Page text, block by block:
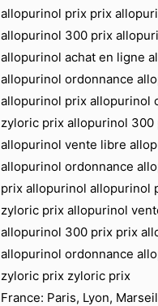
allopurinol prix prix
allopurinol 300 prix
allopurinol achat en ligne
allopurinol ordonnance
allopurinol prix allopurinol
zyloric prix allopurinol 300
allopurinol vente libre
allopurinol ordonnance
prix allopurinol allopurinol
zyloric prix allopurinol
allopurinol 300 prix prix
allopurinol ordonnance
zyloric prix zyloric prix
France: Paris, Lyon,